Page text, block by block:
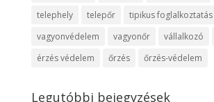
telephely
telepőr
tipikus foglalkoztatás
vagyonvédelem
vagyonőr vállalkozó
érzés védelem
őrzés őrzés-védelem
Legutóbbi bejegyzések